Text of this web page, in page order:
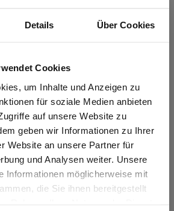
Details Über Cookies
Cookies
um Inhalte und Anzeigen zu
für soziale Medien anbieten
auf unsere Website zu
geben wir Informationen zu Ihrer
Website an unsere Partner für
und Analysen weiter. Unsere
Informationen möglicherweise mit
die Sie ihnen bereitgestellt
Untertrittleiste
mit Kinnschutz
und dehnbare Ventilationseinsätze
Ärmelabschlüsse, die vor Staub
Jacken mit dicken Ärmel-Abschlüssen
Sind Sie
ich Gewerbetreibender bin. Alle
netto ausgewiesen.